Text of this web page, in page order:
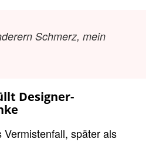
Schmerz, mein
Designer-
Vermistenfall, später als